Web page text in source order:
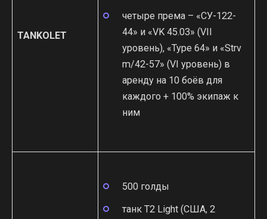
TANKOLET
четыре према – «СУ-122-
44» и «VK 45.03» (VII
уровень), «Type 64» и «Strv
m/42-57» (VI уровень) в
аренду на 10 боёв для
каждого + 100% экипаж к
ним
500 голды
танк T2 Light (США, 2